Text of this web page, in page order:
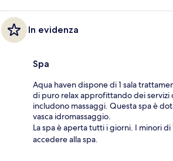
In evidenza
Spa
Aqua haven dispone di 1 sala
di puro relax approfittando dei servizi
includono massaggi. Questa spa è
vasca idromassaggio.
La spa è aperta tutti i giorni. I minori di
accedere alla spa.